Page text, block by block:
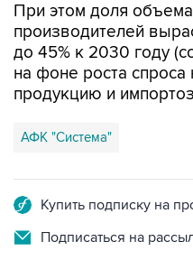
При этом доля
производителей
до 45% к 2030 году
на фоне роста спроса
продукцию и
АФК "Система"
Купить подписку на
Подписаться на